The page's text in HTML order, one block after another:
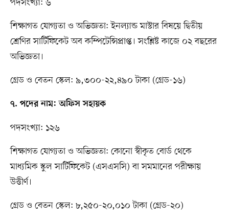
পদসংখ্যা: ৬
শিক্ষাগত যোগ্যতা ও অভিজ্ঞতা: ইনল্যান্ড মাস্টার বিষয়ে দ্বিতীয়
শ্রেণির সার্টিফিকেট অব কম্পিটেন্সিপ্রাপ্ত। সংশ্লিষ্ট কাজে ০২ বছরের
অভিজ্ঞতা।
গ্রেড ও বেতন স্কেল: ৯,৩০০-২২,৪৯০ টাকা (গ্রেড-১৬)
৭. পদের নাম: অফিস সহায়ক
পদসংখ্যা: ১২৬
শিক্ষাগত যোগ্যতা ও অভিজ্ঞতা: কোনো স্বীকৃত বোর্ড থেকে
মাধ্যমিক স্কুল সার্টিফিকেট (এসএসসি) বা সমমানের পরীক্ষায়
উত্তীর্ণ।
গ্রেড ও বেতন স্কেল: ৮,২৫০-২০,০১০ টাকা (গ্রেড-২০)